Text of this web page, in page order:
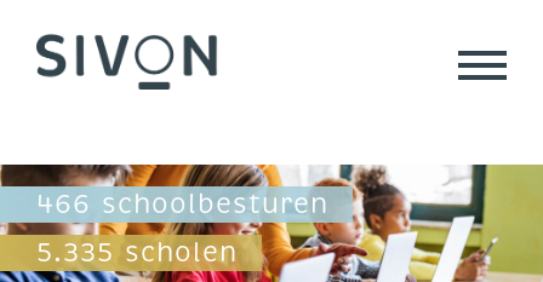
content
466 schoolbesturen
5.335 scholen